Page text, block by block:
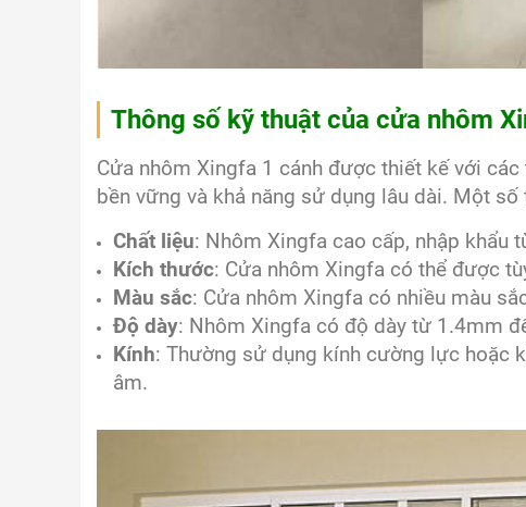
Thông số kỹ thuật của cửa nhôm
Cửa nhôm Xingfa 1 cánh được thiết kế với
bền vững và khả năng sử dụng lâu dài. Một
Chất liệu: Nhôm Xingfa cao cấp, nhập khẩu
Kích thước: Cửa nhôm Xingfa có thể được
Màu sắc: Cửa nhôm Xingfa có nhiều màu
Độ dày: Nhôm Xingfa có độ dày từ 1.4mm
Kính: Thường sử dụng kính cường lực hoặc
âm.